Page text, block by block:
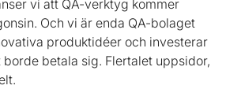
vi att QA-verktyg kommer
Och vi är enda QA-bolaget
produktidéer och investerar
borde betala sig. Flertalet uppsidor,